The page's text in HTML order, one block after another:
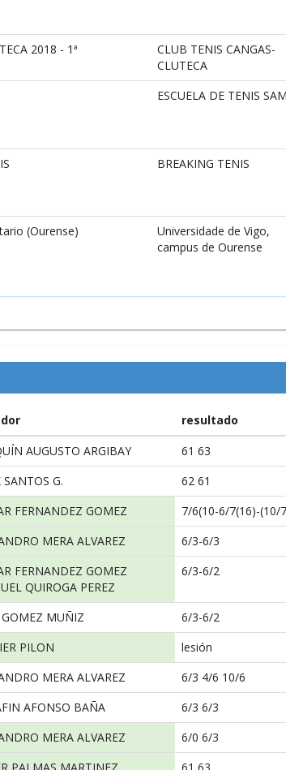
2018 - 1ª
CLUB TENIS CANGAS-
CLUTECA
ESCUELA DE TENIS
BREAKING TENIS
(Ourense)
Universidade de Vigo,
campus de Ourense
resultado
AUGUSTO ARGIBAY
61 63
SANTOS G.
62 61
FERNANDEZ GOMEZ
7/6(10-6/7(16)-(10/
MERA ALVAREZ
6/3-6/3
FERNANDEZ GOMEZ
QUIROGA PEREZ
6/3-6/2
GOMEZ MUÑIZ
6/3-6/2
PILON
lesión
MERA ALVAREZ
6/3 4/6 10/6
AFONSO BAÑA
6/3 6/3
MERA ALVAREZ
6/0 6/3